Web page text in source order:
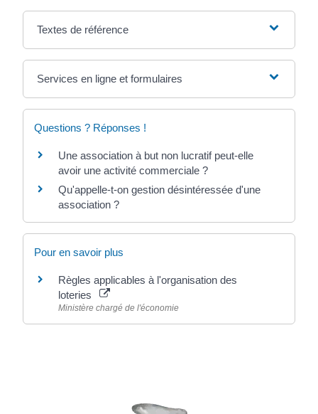
Textes de référence
Services en ligne et formulaires
Questions ? Réponses !
Une association à but non lucratif peut-elle
avoir une activité commerciale ?
Qu'appelle-t-on gestion désintéressée d'une
association ?
Pour en savoir plus
Règles applicables à l'organisation des
loteries
Ministère chargé de l'économie